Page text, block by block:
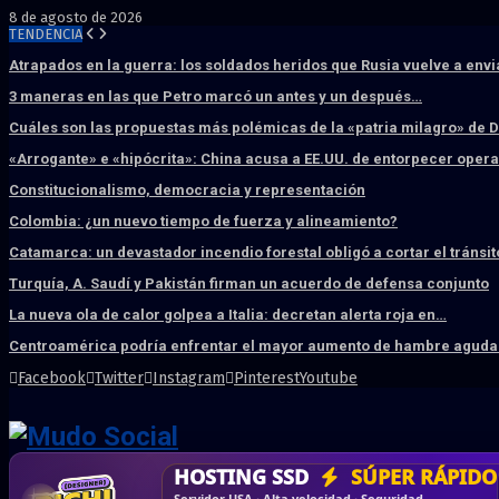
8 de agosto de 2026
TENDENCIA
Atrapados en la guerra: los soldados heridos que Rusia vuelve a
3 maneras en las que Petro marcó un antes y un después…
Cuáles son las propuestas más polémicas de la «patria milagro» de
«Arrogante» e «hipócrita»: China acusa a EE.UU. de entorpecer
Constitucionalismo, democracia y representación
Colombia: ¿un nuevo tiempo de fuerza y alineamiento?
Catamarca: un devastador incendio forestal obligó a cortar el
Turquía, A. Saudí y Pakistán firman un acuerdo de defensa conjunto
La nueva ola de calor golpea a Italia: decretan alerta roja en…
Centroamérica podría enfrentar el mayor aumento de hambre
Facebook Twitter Instagram PinterestYoutube
HOSTING SSD SÚPER RÁPIDO
DISEÑO WEB PROFESIONAL
CRM & DASHBOARD A MEDIDA
CORREO CORPORATIVO